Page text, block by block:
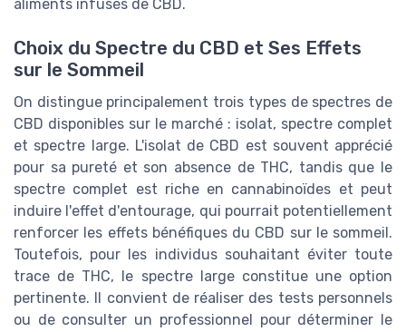
aliments infusés de CBD.
Choix du Spectre du CBD et Ses Effets
sur le Sommeil
On distingue principalement trois types de spectres de
CBD disponibles sur le marché : isolat, spectre complet
et spectre large. L'isolat de CBD est souvent apprécié
pour sa pureté et son absence de THC, tandis que le
spectre complet est riche en cannabinoïdes et peut
induire l'effet d'entourage, qui pourrait potentiellement
renforcer les effets bénéfiques du CBD sur le sommeil.
Toutefois, pour les individus souhaitant éviter toute
trace de THC, le spectre large constitue une option
pertinente. Il convient de réaliser des tests personnels
ou de consulter un professionnel pour déterminer le